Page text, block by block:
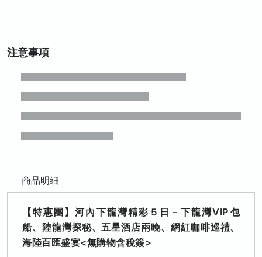
注意事項
商品明細
【特惠團】河內下龍灣精彩５日－下龍灣VIP包
船、陸龍灣探秘、五星酒店兩晚、網紅咖啡巡禮、
海陸百匯盛宴<無購物含稅簽>